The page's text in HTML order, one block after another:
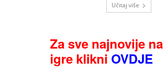
Učitaj više
Za sve najnovije
igre klikni OVDJE